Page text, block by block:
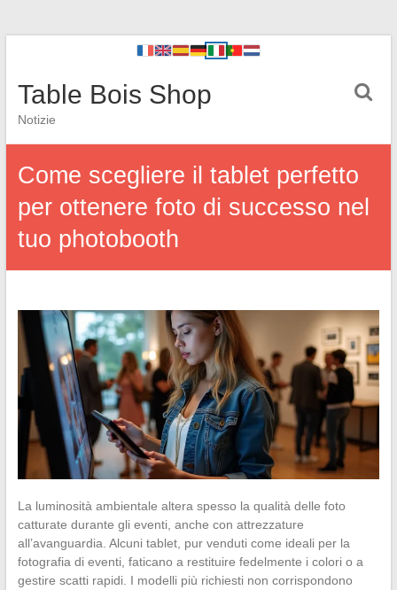
Table Bois Shop
Notizie
Come scegliere il tablet perfetto
per ottenere foto di successo nel
tuo photobooth
La luminosità ambientale altera spesso la qualità delle foto
catturate durante gli eventi, anche con attrezzature
all’avanguardia. Alcuni tablet, pur venduti come ideali per la
fotografia di eventi, faticano a restituire fedelmente i colori o a
gestire scatti rapidi. I modelli più richiesti non corrispondono